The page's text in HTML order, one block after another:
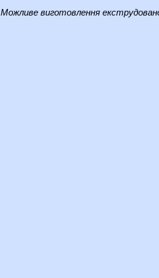
Можливе виготовлення